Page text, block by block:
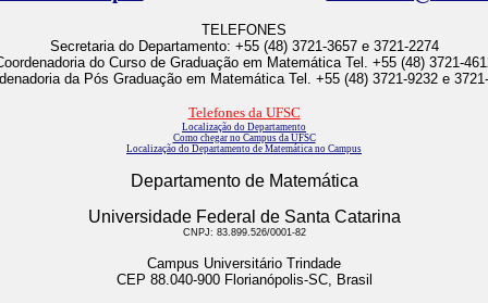
TELEFONES
Secretaria do Departamento: +55 (48) 3721-3657 e 3721-2274
do Curso de Graduação em Matemática Tel. +55 (48) 3721-
da Pós Graduação em Matemática Tel. +55 (48) 3721-9232 e
Telefones da UFSC
Localização do Departamento
Como chegar no Campus da UFSC
Localização do Departamento de Matemática no Campus
Departamento de Matemática
Universidade Federal de Santa Catarina
CNPJ: 83.899.526/0001-82
Campus Universitário Trindade
CEP 88.040-900 Florianópolis-SC, Brasil